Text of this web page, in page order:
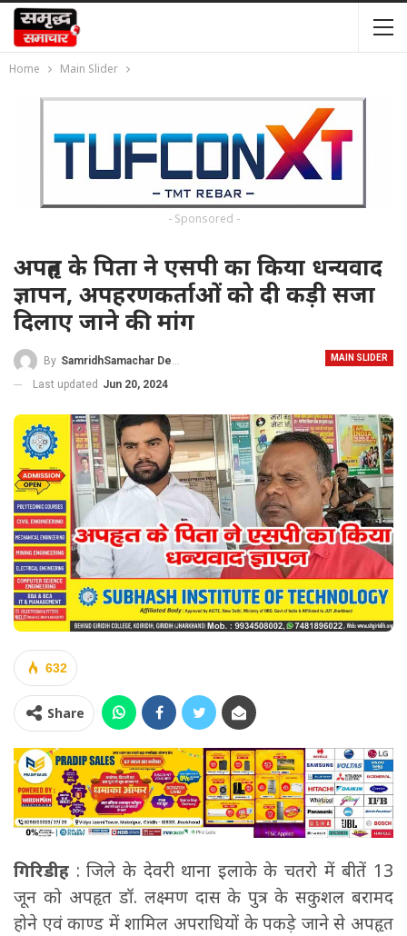
Home Main Slider
- Sponsored -
अपहृत के पिता ने एसपी का किया धन्यवाद
ज्ञापन, अपहरणकर्ताओं को दी कड़ी सजा
दिलाए जाने की मांग
MAIN SLIDER
By SamridhSamachar Desk
Last updated Jun 20, 2024
632
Share
गिरिडीह : जिले के देवरी थाना इलाके के चतरो में बीतें 13
जून को अपहृत डॉ. लक्ष्मण दास के पुत्र के सकुशल बरामद
होने एवं काण्ड में शामिल अपराधियों के पकड़े जाने से अपहृत